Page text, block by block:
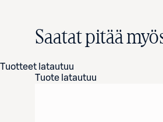
Saatat pitää
Tuotteet latautuu
Tuote latautuu